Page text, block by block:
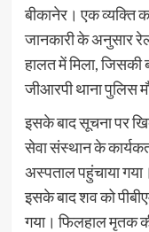
बीकानेर। एक व्यक्ति
जानकारी के अनुसार
हालत में मिला, जिसकी
जीआरपी थाना पुलिस
इसके बाद सूचना पर
सेवा संस्थान के
अस्पताल पहुंचाया
इसके बाद शव को
गया। फिलहाल मृतक